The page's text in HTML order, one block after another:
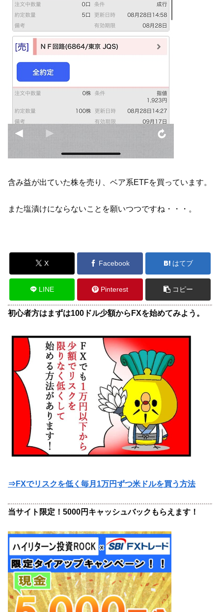
含み益が出ていた株を売り、ベア系ETFを買っています。
また塩漬けにならないことを願いつつですね・・・。
X Facebook はてブ
LINE Pinterest コピー
初心者方はまずは100ドル少額からFXを始めてみよう。
⇒FXでリスクを低く毎月1万円ずつ米ドルを買う方法
当サイト限定！5000円キャッシュバックもらえます！